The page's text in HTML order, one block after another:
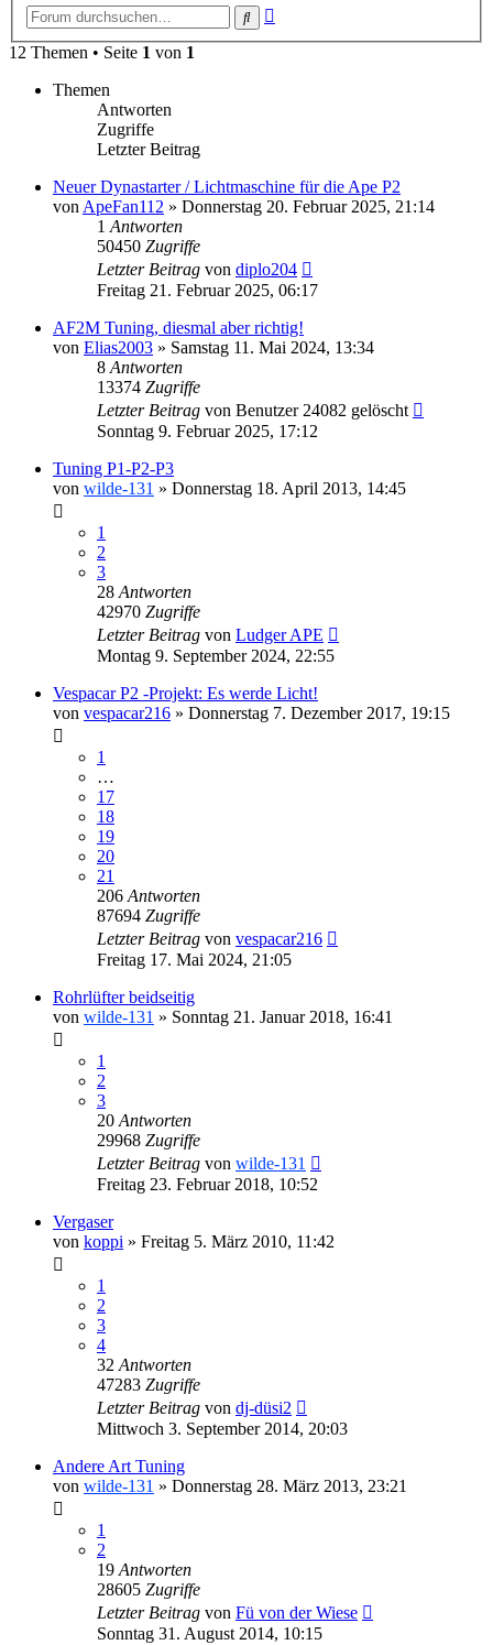
Suche
12 Themen • Seite 1 von 1
Themen
Antworten
Zugriffe
Letzter Beitrag
Neuer Dynastarter / Lichtmaschine für die Ape P2
von ApeFan112 » Donnerstag 20. Februar 2025, 21:14
1 Antworten
50450 Zugriffe
Letzter Beitrag von diplo204
Freitag 21. Februar 2025, 06:17
AF2M Tuning, diesmal aber richtig!
von Elias2003 » Samstag 11. Mai 2024, 13:34
8 Antworten
13374 Zugriffe
Letzter Beitrag von Benutzer 24082 gelöscht
Sonntag 9. Februar 2025, 17:12
Tuning P1-P2-P3
von wilde-131 » Donnerstag 18. April 2013, 14:45
1
2
3
28 Antworten
42970 Zugriffe
Letzter Beitrag von Ludger APE
Montag 9. September 2024, 22:55
Vespacar P2 -Projekt: Es werde Licht!
von vespacar216 » Donnerstag 7. Dezember 2017, 19:15
1
…
17
18
19
20
21
206 Antworten
87694 Zugriffe
Letzter Beitrag von vespacar216
Freitag 17. Mai 2024, 21:05
Rohrlüfter beidseitig
von wilde-131 » Sonntag 21. Januar 2018, 16:41
1
2
3
20 Antworten
29968 Zugriffe
Letzter Beitrag von wilde-131
Freitag 23. Februar 2018, 10:52
Vergaser
von koppi » Freitag 5. März 2010, 11:42
1
2
3
4
32 Antworten
47283 Zugriffe
Letzter Beitrag von dj-düsi2
Mittwoch 3. September 2014, 20:03
Andere Art Tuning
von wilde-131 » Donnerstag 28. März 2013, 23:21
1
2
19 Antworten
28605 Zugriffe
Letzter Beitrag von Fü von der Wiese
Sonntag 31. August 2014, 10:15